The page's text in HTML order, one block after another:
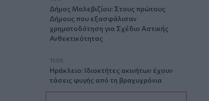
Δήμος Μαλεβιζίου: Στους πρώτους
Δήμους που εξασφάλισαν
χρηματοδότηση για Σχέδιο Αστικής
Ανθεκτικότητας
11:05
Ηράκλειο: Ιδιοκτήτες ακινήτων έχουν
τάσεις φυγής από τη βραχυχρόνια
μίσθωση